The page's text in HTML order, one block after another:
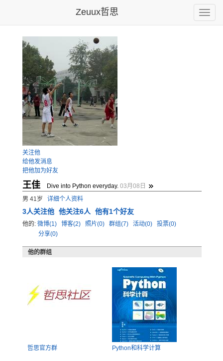
Toggle
Zeuux哲思
关注他
给他发消息
把他加为好友
王佳 Dive into Python everyday. 03月08日
男 41岁 详细个人资料
3人关注他 他关注6人 他有1个好友
他的: 微博(1) 博客(2) 照片(0) 群组(7) 活动(0)
投票(0)
分享(0)
他的群组
哲思官方群 Python和科学计算